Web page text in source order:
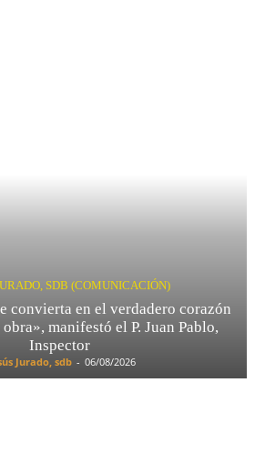
SDB (COMUNICACIÓN)
convierta en el verdadero corazón
manifestó el P. Juan Pablo,
Inspector
Jurado, sdb - 06/08/2026